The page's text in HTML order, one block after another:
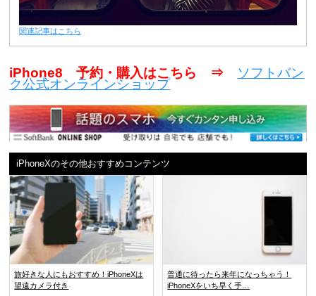
関連記事はこちら
iPhone8 予約・購入はこちら ⇒ ソフトバン
ク公式オンラインショップ
iPhoneXのその他おすすめコンテンツ
旅好きな人にもおすすめ！iPhoneXは
望遠カメラ付き
普通に待ったら来年になっちゃう！
iPhoneXをいち早く手…